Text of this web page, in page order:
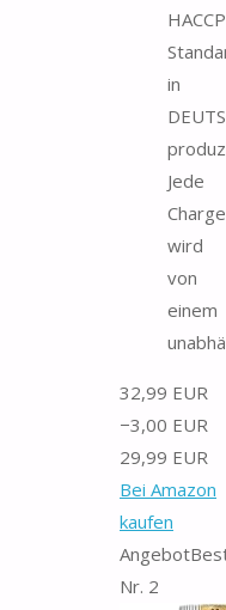
in
Jede
Charge
wird
von
einem
32,99 EUR
−3,00 EUR
29,99 EUR
Bei Amazon
kaufen
Angebot
Nr. 2